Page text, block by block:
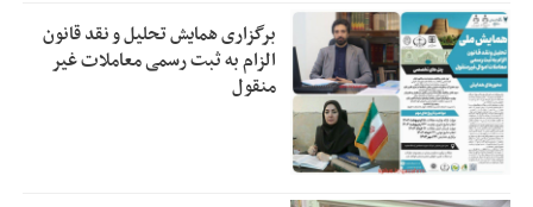
برگزاری همایش تحلیل و نقد قانون
الزام به ثبت رسمی معاملات غیر
منقول